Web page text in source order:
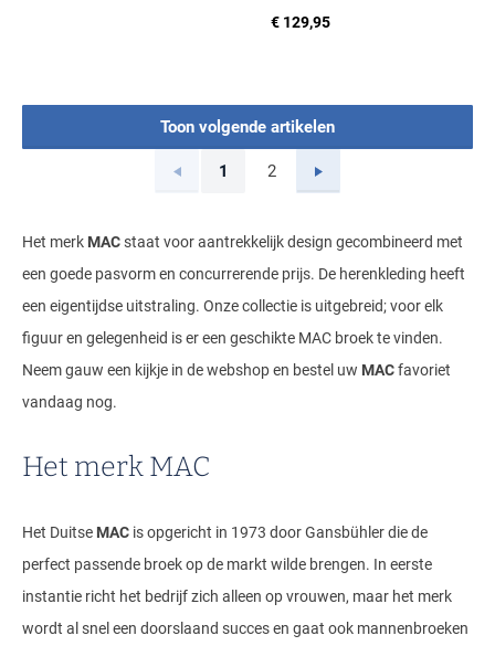
€ 129,95
Toon volgende artikelen
Vorige
Current Page
1
Page
2 Volgende
Het merk MACstaat voor aantrekkelijk design gecombineerd met
een goede pasvorm en concurrerende prijs. De herenkleding heeft
een eigentijdse uitstraling. Onze collectie is uitgebreid; voor elk
figuur en gelegenheid is er een geschikte MAC broek te vinden.
Neem gauw een kijkje in de webshop en bestel uw MACfavoriet
vandaag nog.
Het merk MAC
Het Duitse MAC is opgericht in 1973 door Gansbühler die de
perfect passende broek op de markt wilde brengen. In eerste
instantie richt het bedrijf zich alleen op vrouwen, maar het merk
wordt al snel een doorslaand succes en gaat ook mannenbroeken